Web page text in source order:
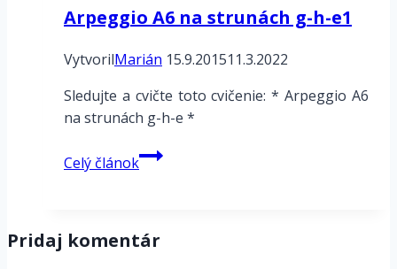
Arpeggio A6 na strunách g-h-e1
VytvorilMarián 15.9.201511.3.2022
Sledujte a cvičte toto cvičenie: * Arpeggio A6
na strunách g-h-e *
Celý článokArpeggio
A6
g-
Pridaj komentár